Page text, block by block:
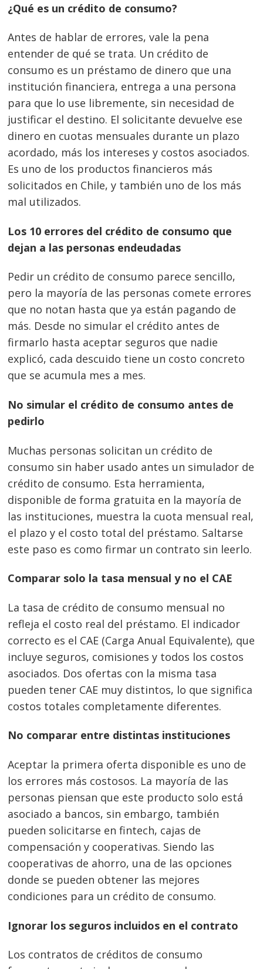
¿Qué es un crédito de consumo?
Antes de hablar de errores, vale la pena
entender de qué se trata. Un crédito de
consumo es un préstamo de dinero que una
institución financiera, entrega a una persona
para que lo use libremente, sin necesidad de
justificar el destino. El solicitante devuelve ese
dinero en cuotas mensuales durante un plazo
acordado, más los intereses y costos asociados.
Es uno de los productos financieros más
solicitados en Chile, y también uno de los más
mal utilizados.
Los 10 errores del crédito de consumo que
dejan a las personas endeudadas
Pedir un crédito de consumo parece sencillo,
pero la mayoría de las personas comete errores
que no notan hasta que ya están pagando de
más. Desde no simular el crédito antes de
firmarlo hasta aceptar seguros que nadie
explicó, cada descuido tiene un costo concreto
que se acumula mes a mes.
No simular el crédito de consumo antes de
pedirlo
Muchas personas solicitan un crédito de
consumo sin haber usado antes un simulador de
crédito de consumo. Esta herramienta,
disponible de forma gratuita en la mayoría de
las instituciones, muestra la cuota mensual real,
el plazo y el costo total del préstamo. Saltarse
este paso es como firmar un contrato sin leerlo.
Comparar solo la tasa mensual y no el CAE
La tasa de crédito de consumo mensual no
refleja el costo real del préstamo. El indicador
correcto es el CAE (Carga Anual Equivalente), que
incluye seguros, comisiones y todos los costos
asociados. Dos ofertas con la misma tasa
pueden tener CAE muy distintos, lo que significa
costos totales completamente diferentes.
No comparar entre distintas instituciones
Aceptar la primera oferta disponible es uno de
los errores más costosos. La mayoría de las
personas piensan que este producto solo está
asociado a bancos, sin embargo, también
pueden solicitarse en fintech, cajas de
compensación y cooperativas. Siendo las
cooperativas de ahorro, una de las opciones
donde se pueden obtener las mejores
condiciones para un crédito de consumo.
Ignorar los seguros incluidos en el contrato
Los contratos de créditos de consumo